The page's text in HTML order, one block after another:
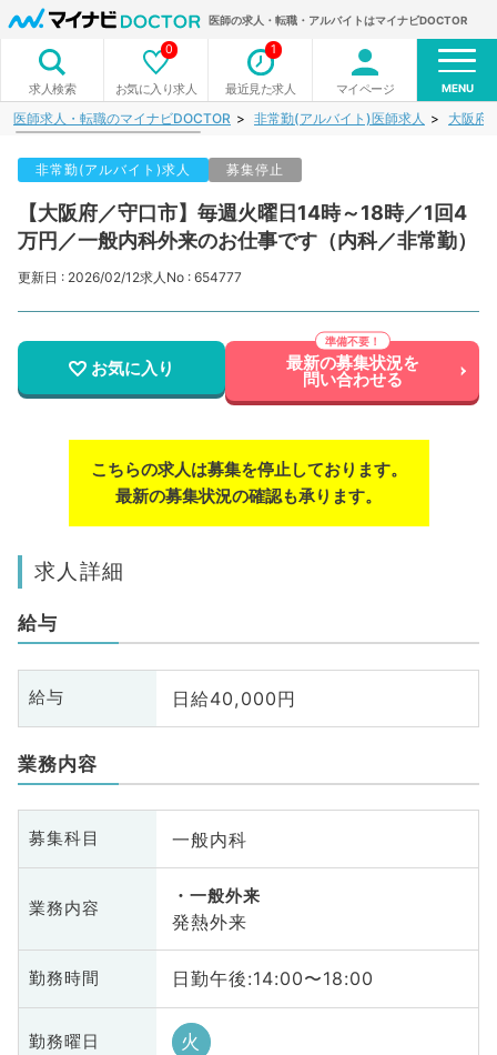
医師の求人・転職・アルバイトはマイナビDOCTOR
求人検索 お気に入り求人
0
最近見た求人
1
マイページ MENU
医師求人・転職のマイナビDOCTOR 非常勤(アルバイト)医師求人 大阪府
非常勤(アルバイト)求人 募集停止
【大阪府／守口市】毎週火曜日14時～18時／1回4
万円／一般内科外来のお仕事です（内科／非常勤）
更新日 : 2026/02/12求人No : 654777
お気に入り 最新の募集状況を
問い合わせる
こちらの求人は募集を停止しております。
最新の募集状況の確認も承ります。
求人詳細
給与
給与 日給40,000円
業務内容
募集科目 一般内科
業務内容
一般外来
発熱外来
勤務時間 日勤午後:14:00〜18:00
勤務曜日 火